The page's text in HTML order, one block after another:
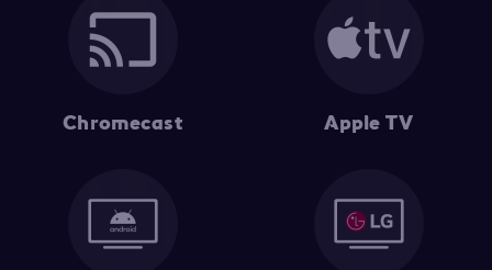
Chromecast Apple TV